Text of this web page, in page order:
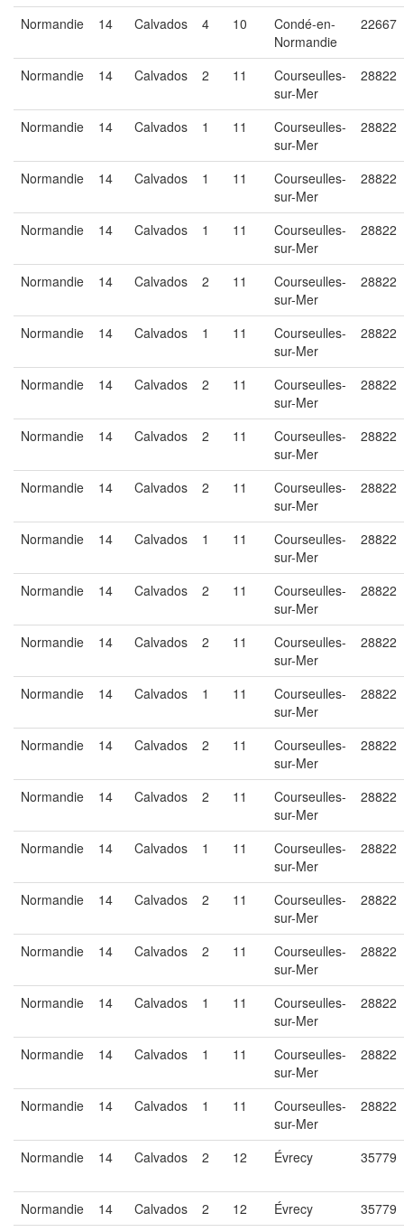
Normandie 14 Calvados 4 10
Condé-en-
Normandie
22667
Normandie 14 Calvados 2 11
Courseulles-
sur-Mer
28822
Normandie 14 Calvados 1 11
Courseulles-
sur-Mer
28822
Normandie 14 Calvados 1 11
Courseulles-
sur-Mer
28822
Normandie 14 Calvados 1 11
Courseulles-
sur-Mer
28822
Normandie 14 Calvados 2 11
Courseulles-
sur-Mer
28822
Normandie 14 Calvados 1 11
Courseulles-
sur-Mer
28822
Normandie 14 Calvados 2 11
Courseulles-
sur-Mer
28822
Normandie 14 Calvados 2 11
Courseulles-
sur-Mer
28822
Normandie 14 Calvados 2 11
Courseulles-
sur-Mer
28822
Normandie 14 Calvados 1 11
Courseulles-
sur-Mer
28822
Normandie 14 Calvados 2 11
Courseulles-
sur-Mer
28822
Normandie 14 Calvados 2 11
Courseulles-
sur-Mer
28822
Normandie 14 Calvados 1 11
Courseulles-
sur-Mer
28822
Normandie 14 Calvados 2 11
Courseulles-
sur-Mer
28822
Normandie 14 Calvados 2 11
Courseulles-
sur-Mer
28822
Normandie 14 Calvados 1 11
Courseulles-
sur-Mer
28822
Normandie 14 Calvados 2 11
Courseulles-
sur-Mer
28822
Normandie 14 Calvados 2 11
Courseulles-
sur-Mer
28822
Normandie 14 Calvados 1 11
Courseulles-
sur-Mer
28822
Normandie 14 Calvados 1 11
Courseulles-
sur-Mer
28822
Normandie 14 Calvados 1 11
Courseulles-
sur-Mer
28822
Normandie 14 Calvados 2 12 Évrecy 35779
Normandie 14 Calvados 2 12 Évrecy
35779